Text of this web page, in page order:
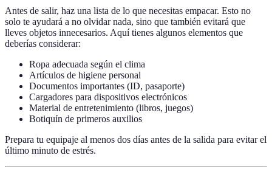
Antes de salir, haz una lista de lo que necesitas empacar. Esto no
solo te ayudará a no olvidar nada, sino que también evitará que
lleves objetos innecesarios. Aquí tienes algunos elementos que
deberías considerar:
Ropa adecuada según el clima
Artículos de higiene personal
Documentos importantes (ID, pasaporte)
Cargadores para dispositivos electrónicos
Material de entretenimiento (libros, juegos)
Botiquín de primeros auxilios
Prepara tu equipaje al menos dos días antes de la salida para evitar el
último minuto de estrés.